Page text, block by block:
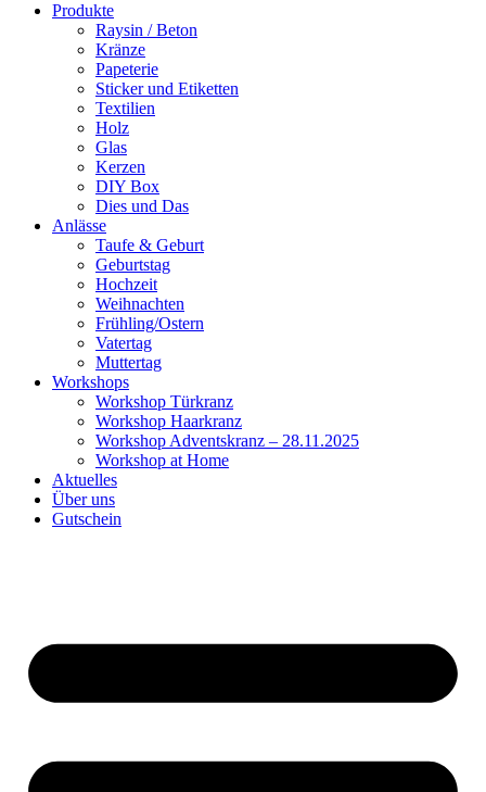
Produkte
Raysin / Beton
Kränze
Papeterie
Sticker und Etiketten
Textilien
Holz
Glas
Kerzen
DIY Box
Dies und Das
Anlässe
Taufe & Geburt
Geburtstag
Hochzeit
Weihnachten
Frühling/Ostern
Vatertag
Muttertag
Workshops
Workshop Türkranz
Workshop Haarkranz
Workshop Adventskranz – 28.11.2025
Workshop at Home
Aktuelles
Über uns
Gutschein